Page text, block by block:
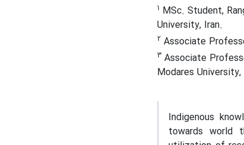
1 MSc. Student,
University, Iran.
2 Associate
3 Associate
Modares University,
Indigenous
towards world